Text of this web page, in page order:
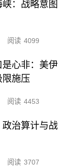
：战略意图
阅读 4099
心非：美伊
施压
阅读 4453
治算计与战
阅读 3707